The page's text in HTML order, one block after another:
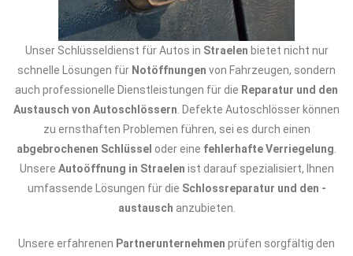
Unser Schlüsseldienst für Autos in Straelen bietet nicht nur
schnelle Lösungen für Notöffnungen von Fahrzeugen, sondern
auch professionelle Dienstleistungen für die Reparatur und den
Austausch von Autoschlössern . Defekte Autoschlösser können
zu ernsthaften Problemen führen, sei es durch einen
abgebrochenen Schlüssel oder eine fehlerhafte Verriegelung
Unsere Autoöffnung in Straelen ist darauf spezialisiert, Ihnen
umfassende Lösungen für die Schlossreparatur und den -
austausch anzubieten.
Unsere erfahrenen Partnerunternehmen prüfen sorgfältig den